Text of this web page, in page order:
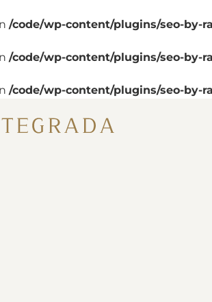
/code/wp-content/plugins/seo-by-
/code/wp-content/plugins/seo-by-
/code/wp-content/plugins/seo-by-